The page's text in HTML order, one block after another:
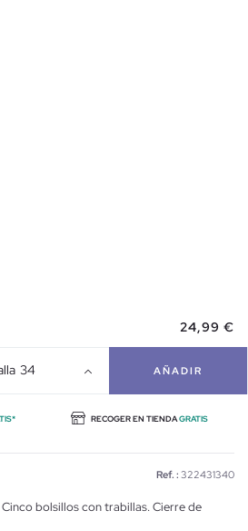
24,99 €
34 AÑADIR
RECOGER EN TIENDAGRATIS
Ref. : 322431340
bolsillos con trabillas. Cierre de